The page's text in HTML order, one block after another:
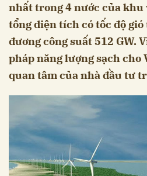
nhất trong 4 nước của khu
tổng diện tích có tốc độ
đương công suất 512 GW.
pháp năng lượng sạch
quan tâm của nhà đầu tư